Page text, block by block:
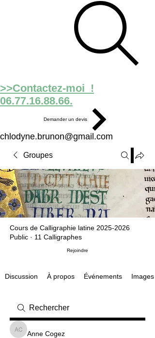
>>Contactez-moi !
06.77.16.88.66.
Demander un devis
chlodyne.brunon@gmail.com
Groupes
Cours de Calligraphie latine 2025-2026
Public · 11 Calligraphes
Rejoindre
Discussion À propos Événements Images
Anne Cogez
Anne Cogez